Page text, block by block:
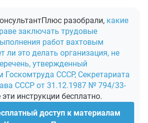
разобрали, какие
заключать трудовые
работ вахтовым
это делать организация, не
утвержденный
Госкомтруда СССР, Секретариата
СССР от 31.12.1987 № 794/33-
эти инструкции бесплатно.
доступ к материалам